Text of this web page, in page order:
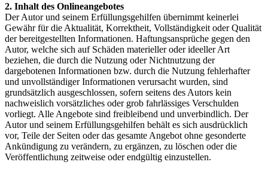
2. Inhalt des Onlineangebotes
Der Autor und seinem Erfüllungsgehilfen übernimmt keinerlei
Gewähr für die Aktualität, Korrektheit, Vollständigkeit oder Qualität
der bereitgestellten Informationen. Haftungsansprüche gegen den
Autor, welche sich auf Schäden materieller oder ideeller Art
beziehen, die durch die Nutzung oder Nichtnutzung der
dargebotenen Informationen bzw. durch die Nutzung fehlerhafter
und unvollständiger Informationen verursacht wurden, sind
grundsätzlich ausgeschlossen, sofern seitens des Autors kein
nachweislich vorsätzliches oder grob fahrlässiges Verschulden
vorliegt. Alle Angebote sind freibleibend und unverbindlich. Der
Autor und seinem Erfüllungsgehilfen behält es sich ausdrücklich
vor, Teile der Seiten oder das gesamte Angebot ohne gesonderte
Ankündigung zu verändern, zu ergänzen, zu löschen oder die
Veröffentlichung zeitweise oder endgültig einzustellen.